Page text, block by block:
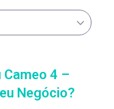
4 –
Negócio?